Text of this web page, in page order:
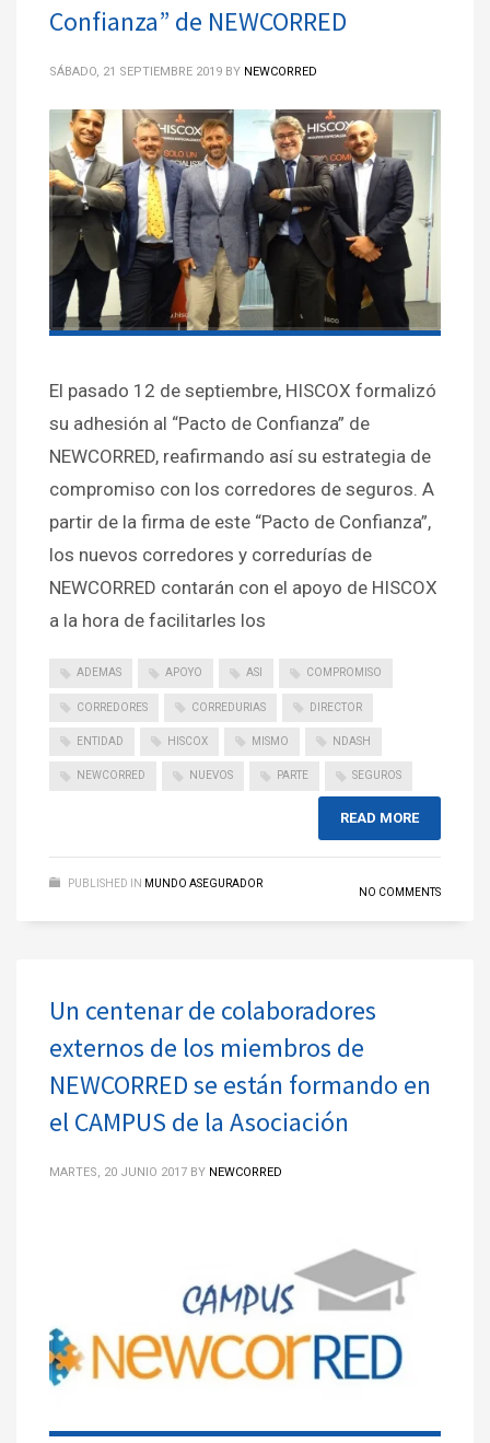
Confianza” de NEWCORRED
SÁBADO, 21 SEPTIEMBRE 2019 BY NEWCORRED
El pasado 12 de septiembre, HISCOX formalizó
su adhesión al “Pacto de Confianza” de
NEWCORRED, reafirmando así su estrategia de
compromiso con los corredores de seguros. A
partir de la firma de este “Pacto de Confianza”,
los nuevos corredores y corredurías de
NEWCORRED contarán con el apoyo de HISCOX
a la hora de facilitarles los
ADEMAS APOYO ASI COMPROMISO
CORREDORES CORREDURIAS DIRECTOR
ENTIDAD HISCOX MISMO NDASH
NEWCORRED NUEVOS PARTE SEGUROS
READ MORE
PUBLISHED IN MUNDO ASEGURADOR
NO COMMENTS
Un centenar de colaboradores
externos de los miembros de
NEWCORRED se están formando en
el CAMPUS de la Asociación
MARTES, 20 JUNIO 2017 BY NEWCORRED